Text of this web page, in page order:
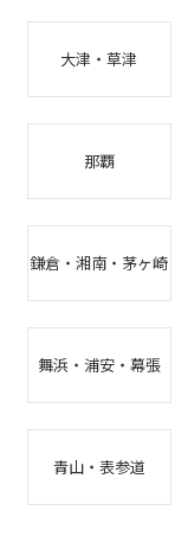
大津・草津
那覇
鎌倉・湘南・茅ヶ崎
舞浜・浦安・幕張
青山・表参道